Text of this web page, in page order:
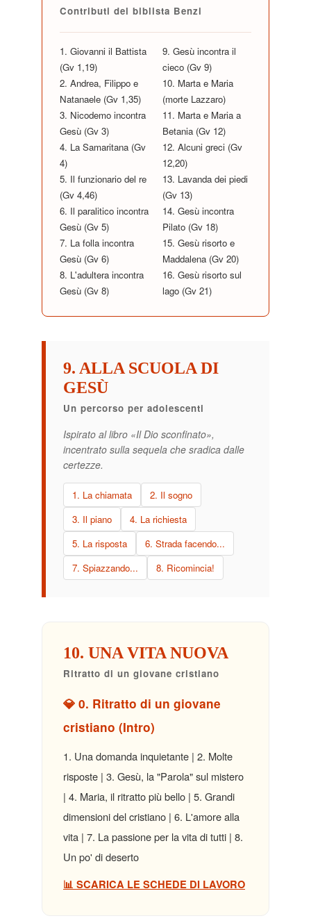
Contributi del biblista Benzi
1. Giovanni il Battista
(Gv 1,19)
2. Andrea, Filippo e
Natanaele (Gv 1,35)
3. Nicodemo incontra
Gesù (Gv 3)
4. La Samaritana (Gv
4)
5. Il funzionario del re
(Gv 4,46)
6. Il paralitico incontra
Gesù (Gv 5)
7. La folla incontra
Gesù (Gv 6)
8. L'adultera incontra
Gesù (Gv 8)
9. Gesù incontra il
cieco (Gv 9)
10. Marta e Maria
(morte Lazzaro)
11. Marta e Maria a
Betania (Gv 12)
12. Alcuni greci (Gv
12,20)
13. Lavanda dei piedi
(Gv 13)
14. Gesù incontra
Pilato (Gv 18)
15. Gesù risorto e
Maddalena (Gv 20)
16. Gesù risorto sul
lago (Gv 21)
9. ALLA SCUOLA DI
GESÙ
Un percorso per adolescenti
Ispirato al libro «Il Dio sconfinato»,
incentrato sulla sequela che sradica dalle
certezze.
1. La chiamata
2. Il sogno
3. Il piano
4. La richiesta
5. La risposta
6. Strada facendo...
7. Spiazzando...
8. Ricomincia!
10. UNA VITA NUOVA
Ritratto di un giovane cristiano
💎 0. Ritratto di un giovane
cristiano (Intro)
1. Una domanda inquietante | 2. Molte
risposte | 3. Gesù, la "Parola" sul mistero
| 4. Maria, il ritratto più bello | 5. Grandi
dimensioni del cristiano | 6. L'amore alla
vita | 7. La passione per la vita di tutti | 8.
Un po' di deserto
📊 SCARICA LE SCHEDE DI LAVORO